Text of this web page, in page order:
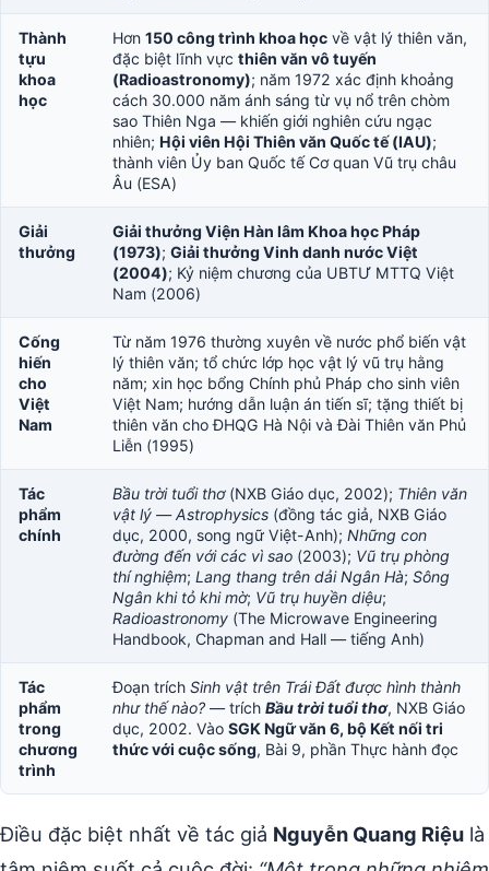
Thành
tựu
khoa
học
Hơn 150 công trình khoa học về vật lý thiên văn,
đặc biệt lĩnh vực thiên văn vô tuyến
(Radioastronomy); năm 1972 xác định khoảng
cách 30.000 năm ánh sáng từ vụ nổ trên chòm
sao Thiên Nga — khiến giới nghiên cứu ngạc
nhiên; Hội viên Hội Thiên văn Quốc tế (IAU);
thành viên Ủy ban Quốc tế Cơ quan Vũ trụ châu
Âu (ESA)
Giải
thưởng
Giải thưởng Viện Hàn lâm Khoa học Pháp
(1973); Giải thưởng Vinh danh nước Việt
(2004); Kỷ niệm chương của UBTƯ MTTQ Việt
Nam (2006)
Cống
hiến
cho
Việt
Nam
Từ năm 1976 thường xuyên về nước phổ biến vật
lý thiên văn; tổ chức lớp học vật lý vũ trụ hằng
năm; xin học bổng Chính phủ Pháp cho sinh viên
Việt Nam; hướng dẫn luận án tiến sĩ; tặng thiết bị
thiên văn cho ĐHQG Hà Nội và Đài Thiên văn Phủ
Liễn (1995)
Tác
phẩm
chính
Bầu trời tuổi thơ(NXB Giáo dục, 2002); Thiên văn
vật lý — Astrophysics (đồng tác giả, NXB Giáo
dục, 2000, song ngữ Việt-Anh); Những con
đường đến với các vì sao (2003); Vũ trụ phòng
thí nghiệm; Lang thang trên dải Ngân Hà; Sông
Ngân khi tỏ khi mờ; Vũ trụ huyền diệu;
Radioastronomy (The Microwave Engineering
Handbook, Chapman and Hall — tiếng Anh)
Tác
phẩm
trong
chương
trình
Đoạn trích Sinh vật trên Trái Đất được hình thành
như thế nào? — trích Bầu trời tuổi thơ, NXB Giáo
dục, 2002. Vào SGK Ngữ văn 6, bộ Kết nối tri
thức với cuộc sống, Bài 9, phần Thực hành đọc
Điều đặc biệt nhất về tác giả Nguyễn Quang Riệu là